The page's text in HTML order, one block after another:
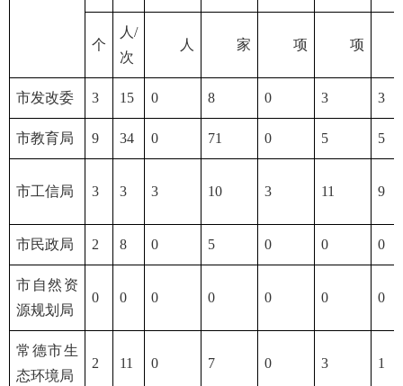
个
人/
次
人 家 项 项
市发改委 3 15 0 8 0 3 3
市教育局 9 34 0 71 0 5 5
市工信局 3 3 3 10 3 11 9
市民政局 2 8 0 5 0 0 0
市自然资
源规划局
0 0 0 0 0 0 0
常德市生
态环境局
2 11 0 7 0 3 1